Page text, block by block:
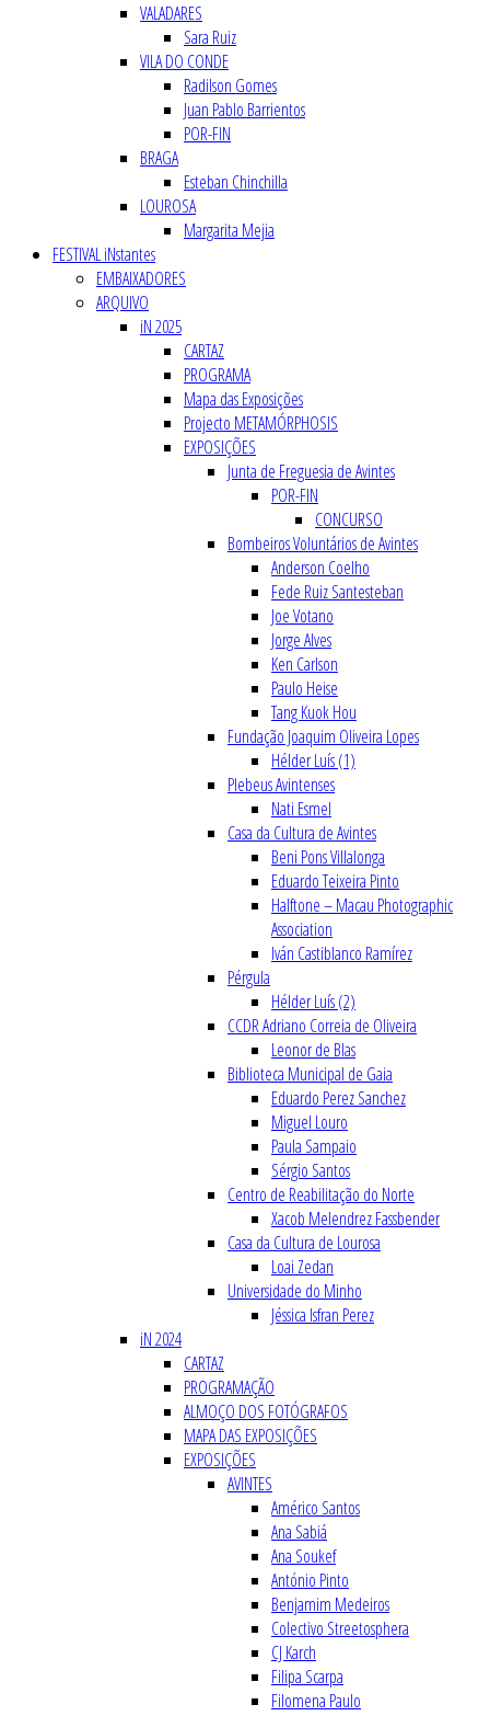
VALADARES
Sara Ruiz
VILA DO CONDE
Radilson Gomes
Juan Pablo Barrientos
POR-FIN
BRAGA
Esteban Chinchilla
LOUROSA
Margarita Mejia
FESTIVAL iNstantes
EMBAIXADORES
ARQUIVO
iN 2025
CARTAZ
PROGRAMA
Mapa das Exposições
Projecto METAMÓRPHOSIS
EXPOSIÇÕES
Junta de Freguesia de Avintes
POR-FIN
CONCURSO
Bombeiros Voluntários de Avintes
Anderson Coelho
Fede Ruiz Santesteban
Joe Votano
Jorge Alves
Ken Carlson
Paulo Heise
Tang Kuok Hou
Fundação Joaquim Oliveira Lopes
Hélder Luís (1)
Plebeus Avintenses
Nati Esmel
Casa da Cultura de Avintes
Beni Pons Villalonga
Eduardo Teixeira Pinto
Halftone – Macau Photographic
Association
Iván Castiblanco Ramírez
Pérgula
Hélder Luís (2)
CCDR Adriano Correia de Oliveira
Leonor de Blas
Biblioteca Municipal de Gaia
Eduardo Perez Sanchez
Miguel Louro
Paula Sampaio
Sérgio Santos
Centro de Reabilitação do Norte
Xacob Melendrez Fassbender
Casa da Cultura de Lourosa
Loai Zedan
Universidade do Minho
Jéssica Isfran Perez
iN 2024
CARTAZ
PROGRAMAÇÃO
ALMOÇO DOS FOTÓGRAFOS
MAPA DAS EXPOSIÇÕES
EXPOSIÇÕES
AVINTES
Américo Santos
Ana Sabiá
Ana Soukef
António Pinto
Benjamim Medeiros
Colectivo Streetosphera
CJ Karch
Filipa Scarpa
Filomena Paulo